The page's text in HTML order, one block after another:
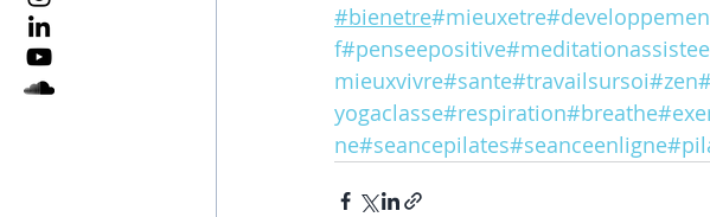
#bienetre#mieuxetre
f#penseepositive#meditationassistee
mieuxvivre#sante#travailsursoi#zen
yogaclasse#respiration#breathe
ne#seancepilates#seanceenligne